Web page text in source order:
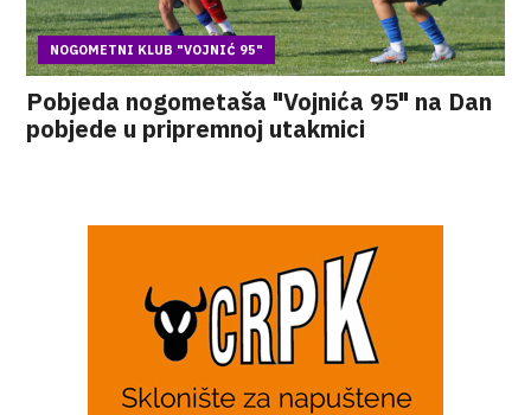
NOGOMETNI KLUB "VOJNIĆ 95"
Pobjeda nogometaša "Vojnića 95" na Dan
pobjede u pripremnoj utakmici